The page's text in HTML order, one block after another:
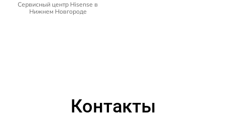
Сервисный центр Hisense в
Нижнем Новгороде
Контакты